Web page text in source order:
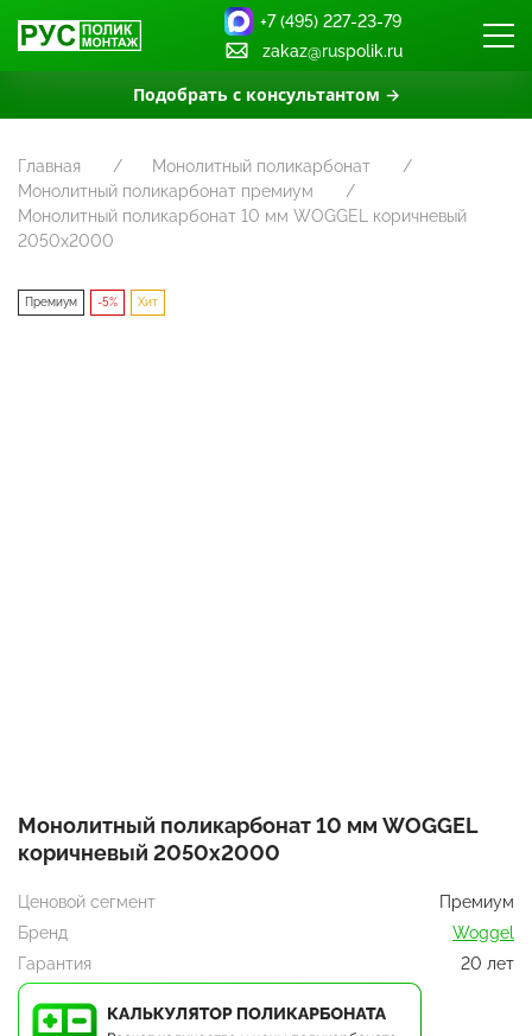
Подобрать с консультантом →
+7 (495) 227-23-79
zakaz@ruspolik.ru
Главная
Монолитный поликарбонат
Монолитный поликарбонат премиум
Монолитный поликарбонат 10 мм WOGGEL коричневый
2050х2000
Премиум -5% Хит
Монолитный поликарбонат 10 мм WOGGEL
коричневый 2050х2000
Ценовой сегмент
Премиум
Бренд
Woggel
Гарантия
20 лет